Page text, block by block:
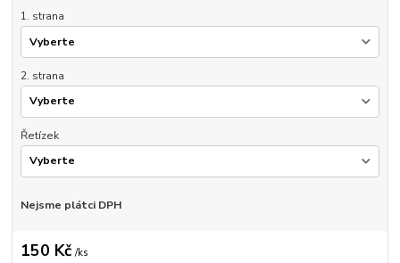
1. strana
2. strana
Řetízek
Nejsme plátci DPH
150 Kč /ks